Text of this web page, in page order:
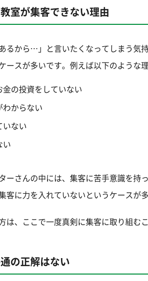
室が集客できない理由
るから…」と言いたくなってしまう
ースが多いです。例えば以下のような
の投資をしていない
からない
いない
い
ーさんの中には、集客に苦手意識を持
客に力を入れていないというケースが多
は、ここで一度真剣に集客に取り組む
の正解はない